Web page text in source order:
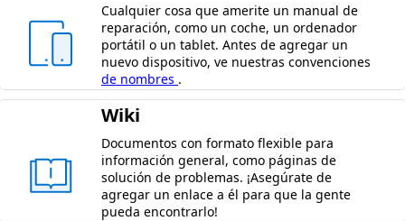
Cualquier cosa que amerite un manual de
reparación, como un coche, un ordenador
portátil o un tablet. Antes de agregar un
nuevo dispositivo, ve nuestras convenciones
de nombres .
Wiki
Documentos con formato flexible para
información general, como páginas de
solución de problemas. ¡Asegúrate de
agregar un enlace a él para que la gente
pueda encontrarlo!